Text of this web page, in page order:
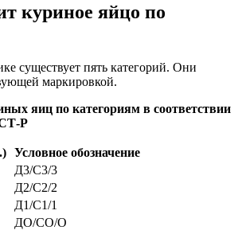
куриное яйцо по
существует пять категорий. Они
маркировкой.
яиц по категориям в соответствии
Р
Условное обозначение
Д3/С3/3
Д2/С2/2
Д1/С1/1
ДО/СО/О